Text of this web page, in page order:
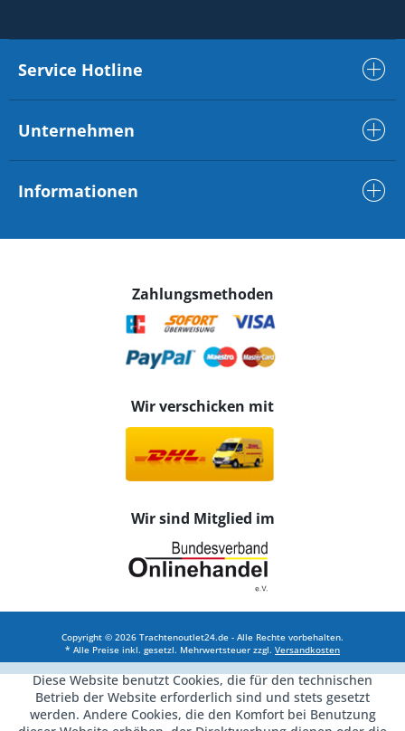
Service Hotline
Unternehmen
Informationen
Zahlungsmethoden
Wir verschicken mit
Wir sind Mitglied im
Copyright © 2026 Trachtenoutlet24.de - Alle Rechte vorbehalten.
* Alle Preise inkl. gesetzl. Mehrwertsteuer zzgl. Versandkosten
Diese Website benutzt Cookies, die für den technischen
Betrieb der Website erforderlich sind und stets gesetzt
werden. Andere Cookies, die den Komfort bei Benutzung